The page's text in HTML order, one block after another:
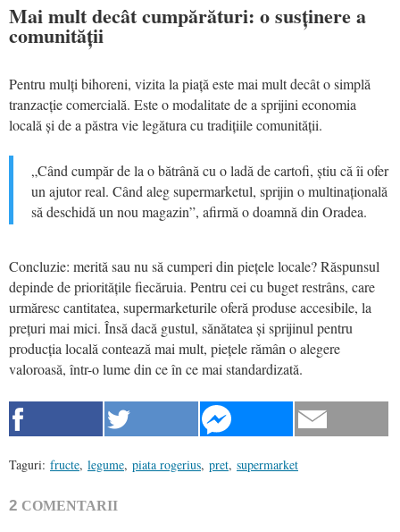
Mai mult decât cumpărături: o susținere a
comunității
Pentru mulți bihoreni, vizita la piață este mai mult decât o simplă
tranzacție comercială. Este o modalitate de a sprijini economia
locală și de a păstra vie legătura cu tradițiile comunității.
„Când cumpăr de la o bătrână cu o ladă de cartofi, știu că îi ofer
un ajutor real. Când aleg supermarketul, sprijin o multinațională
să deschidă un nou magazin”, afirmă o doamnă din Oradea.
Concluzie: merită sau nu să cumperi din piețele locale? Răspunsul
depinde de prioritățile fiecăruia. Pentru cei cu buget restrâns, care
urmăresc cantitatea, supermarketurile oferă produse accesibile, la
prețuri mai mici. Însă dacă gustul, sănătatea și sprijinul pentru
producția locală contează mai mult, piețele rămân o alegere
valoroasă, într-o lume din ce în ce mai standardizată.
Taguri: fructe, legume, piata rogerius, pret, supermarket
2 COMENTARII